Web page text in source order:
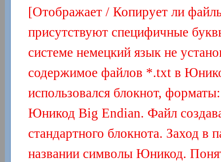
[Отображает / Копирует ли
присутствуют специфичные
системе немецкий язык не
содержимое файлов *.txt в
использовался блокнот,
Юникод Big Endian. Файл
стандартного блокнота. Заход в
названии символы Юникод.